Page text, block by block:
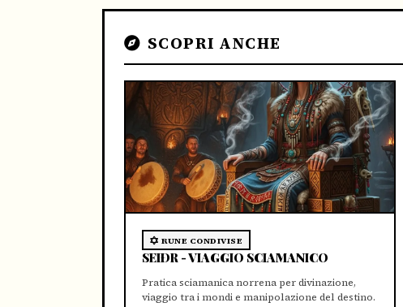
SCOPRI ANCHE
RUNE CONDIVISE
SEIÐR - VIAGGIO SCIAMANICO
Pratica sciamanica norrena per divinazione,
viaggio tra i mondi e manipolazione del destino.